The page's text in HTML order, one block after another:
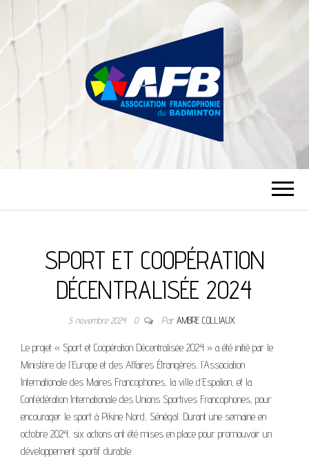
ASSOCIATION
FRANCOPHONIE
DU BADMINTON
SPORT ET COOPÉRATION
DÉCENTRALISÉE 2024
5 novembre 2024 0 ParAMBRE COLLIAUX
Le projet « Sport et Coopération Décentralisée 2024 » a été initié par le
Ministère de l’Europe et des Affaires Étrangères, l’Association
Internationale des Maires Francophones, la ville d’Espalion, et la
Confédération Internationale des Unions Sportives Francophones, pour
encourager le sport à Pikine Nord, Sénégal. Durant une semaine en
octobre 2024, six actions ont été mises en place pour promouvoir un
développement sportif durable.